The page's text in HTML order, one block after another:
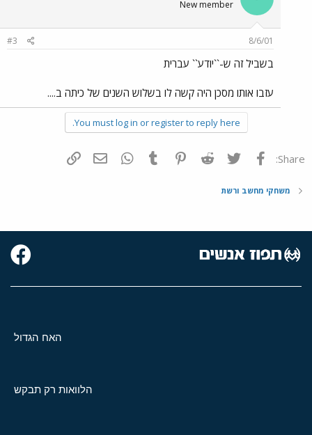
New member
8/6/01
#3
בשביל זה ש-``יודע`` עברית
עזבו אותו מסכן היה קשה לו בשלוש השנים של כיתה ב....
You must log in or register to reply here.
Share: פייסבוק Twitter
Reddit
Pinterest
Tumblr
WhatsAppדואר אלקטרוני
משחקי מחשב ורשת
האח הגדול
הלוואות רק תבקש